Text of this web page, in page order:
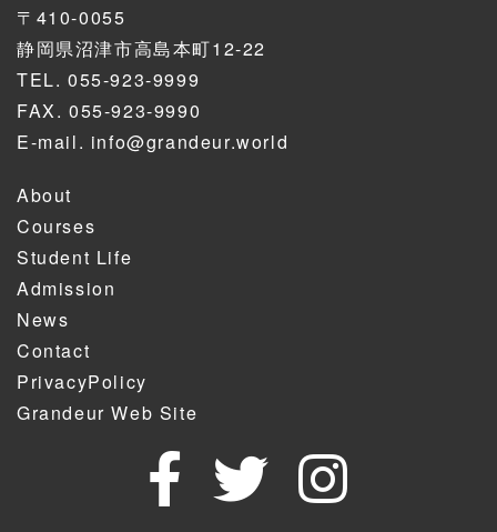
〒410-0055
静岡県沼津市高島本町12-22
TEL. 055-923-9999
FAX. 055-923-9990
E-mail. info@grandeur.world
About
Courses
Student Life
Admission
News
Contact
PrivacyPolicy
Grandeur Web Site